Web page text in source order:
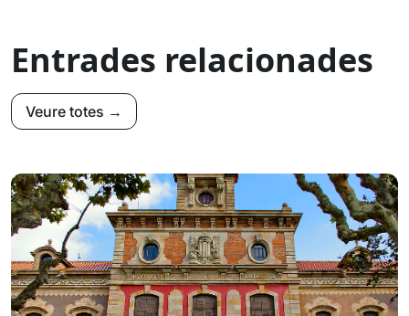
Entrades relacionades
Veure totes →